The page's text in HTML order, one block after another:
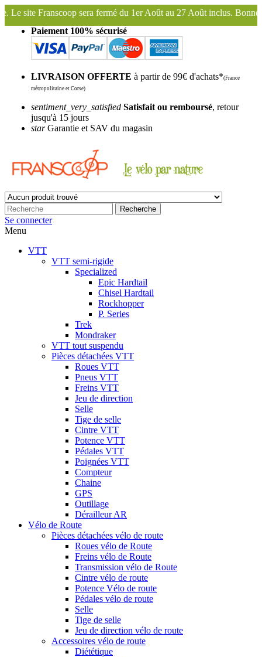
du 1er Août au 27 Août inclus. Bonnes vacances !
Franscoop,
Paiement 100% sécurisé
LIVRAISON OFFERTE à partir de 99€ d'achats*(France
métropolitaine et Corse)
sentiment_very_satisfied Satisfait ou remboursé, retour
jusqu'à 15 jours
starGarantie et SAV du magasin
Recherche
Se connecter
Menu
VTT
VTT semi-rigide
Specialized
Epic Hardtail
Chisel Hardtail
Rockhopper
P. Series
Trek
Mondraker
VTT tout suspendu
Pièces détachées VTT
Roues VTT
Pneus VTT
Freins VTT
Jeu de direction
Selle
Tige de selle
Cintre VTT
Potence VTT
Pédales VTT
Poignées VTT
Compteur
Chaine
GPS
Outillage
Dérailleur AR
Vélo de Route
Pièces détachées vélo de route
Roues vélo de Route
Freins vélo de Route
Transmission vélo de Route
Cintre vélo de route
Potence Vélo de route
Pédales vélo de route
Selle
Tige de selle
Jeu de direction vélo de route
Accessoires vélo de route
Diététique